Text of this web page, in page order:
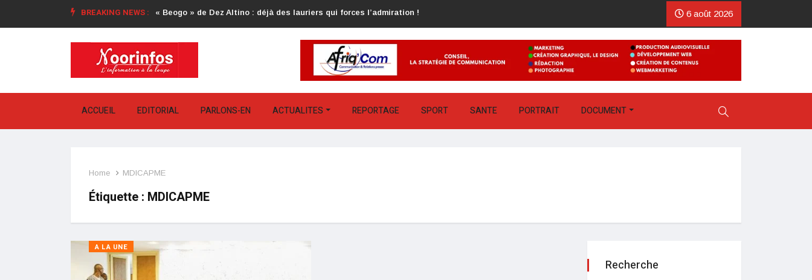
BREAKING NEWS : « Beogo » de Dez Altino : déjà des lauriers qui forces l’admiration ! 6 août 2026
ACCUEIL EDITORIAL PARLONS-EN ACTUALITES REPORTAGE SPORT SANTE PORTRAIT DOCUMENT
Home MDICAPME
Étiquette : MDICAPME
A LA UNE
Recherche